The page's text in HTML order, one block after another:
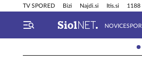
TV SPORED Bizi Najdi.si Itis.si 1188
NOVICE
Info in obvestila